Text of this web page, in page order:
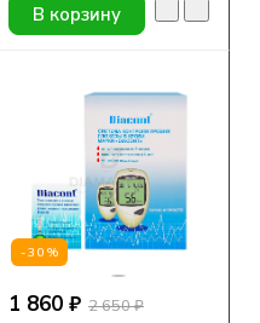
В корзину
-30%
1 860 ₽ 2 650 ₽